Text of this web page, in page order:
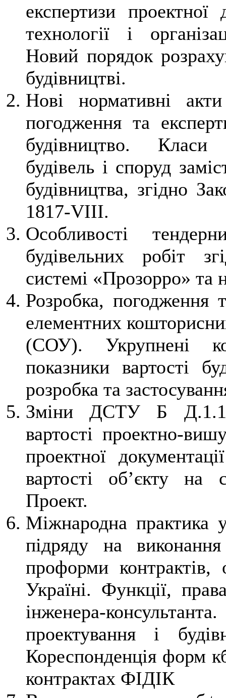
експертизи проектної
технології і
Новий порядок
будівництві.
Нові нормативні
погодження та
будівництво. Класи
будівель і споруд
будівництва, згідно
1817-VIII.
Особливості
будівельних робіт
системі «Прозорро» та
Розробка, погодження
елементних
(СОУ). Укрупнені
показники вартості
розробка та
Зміни ДСТУ Б Д.1.1-
вартості проектно-
проектної
вартості об’єкту на
Проект.
Міжнародна практика
підряду на
проформи контрактів,
Україні. Функції,
інженера-
проектування і
Кореспонденція форм
контрактах ФІДІК